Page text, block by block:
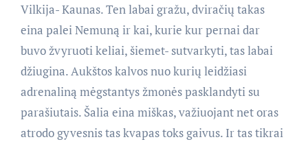
Vilkija- Kaunas. Ten labai gražu, dviračių takas
eina palei Nemuną ir kai, kurie kur pernai dar
buvo žvyruoti keliai, šiemet- sutvarkyti, tas labai
džiugina. Aukštos kalvos nuo kurių leidžiasi
adrenaliną mėgstantys žmonės pasklandyti su
parašiutais. Šalia eina miškas, važiuojant net oras
atrodo gyvesnis tas kvapas toks gaivus. Ir tas tikrai